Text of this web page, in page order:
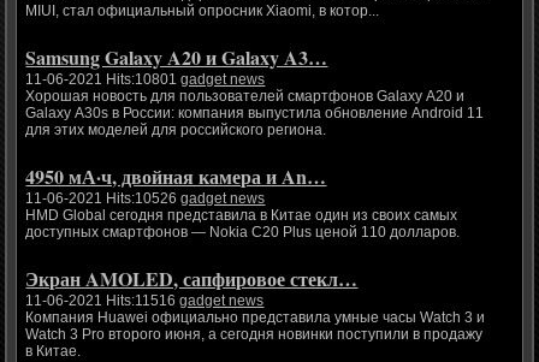
MIUI, стал официальный опросник Xiaomi, в котор...
Samsung Galaxy A20 и Galaxy A3…
11-06-2021 Hits:10801gadget news
Хорошая новость для пользователей смартфонов Galaxy A20 и
Galaxy A30s в России: компания выпустила обновление Android 11
для этих моделей для российского региона.
4950 мА·ч, двойная камера и An…
11-06-2021 Hits:10526gadget news
HMD Global сегодня представила в Китае один из своих самых
доступных смартфонов — Nokia C20 Plus ценой 110 долларов.
Экран AMOLED, сапфировое стекл…
11-06-2021 Hits:11516gadget news
Компания Huawei официально представила умные часы Watch 3 и
Watch 3 Pro второго июня, а сегодня новинки поступили в продажу
в Китае.